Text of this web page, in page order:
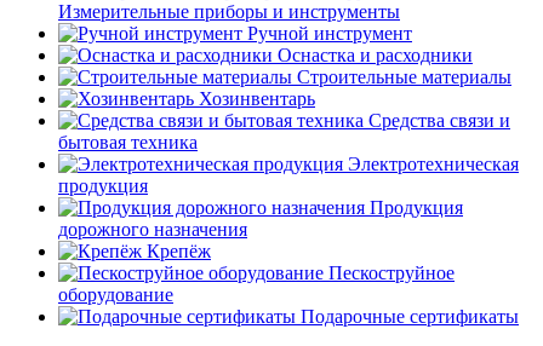
Измерительные приборы и инструменты
Ручной инструмент
Оснастка и расходники
Строительные материалы
Хозинвентарь
Средства связи и
бытовая техника
Электротехническая
продукция
Продукция
дорожного назначения
Крепёж
Пескоструйное
оборудование
Подарочные сертификаты